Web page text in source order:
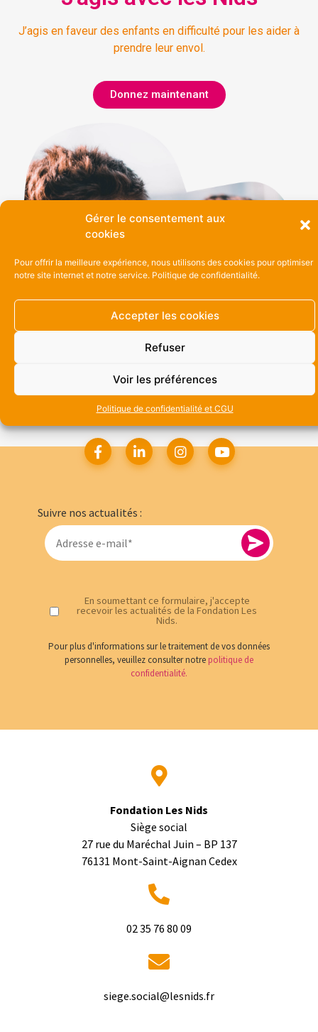
Gérer le consentement aux
cookies
Pour offrir la meilleure expérience, nous utilisons des cookies pour optimiser
notre site internet et notre service. Politique de confidentialité.
Accepter les cookies
Refuser
Voir les préférences
Politique de confidentialité et CGU
J’agis en faveur des enfants en difficulté pour les aider à
prendre leur envol.
Donnez maintenant
Suivre nos actualités :
En soumettant ce formulaire, j'accepte
recevoir les actualités de la Fondation Les
Nids.
Pour plus d'informations sur le traitement de vos données
personnelles, veuillez consulter notre politique de
confidentialité.
Fondation Les Nids
Siège social
27 rue du Maréchal Juin – BP 137
76131 Mont-Saint-Aignan Cedex
02 35 76 80 09
rf.sdinsel@laicos.egeis